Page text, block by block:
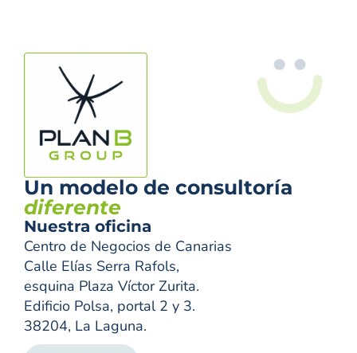
Un modelo de consultoría
diferente
Nuestra oficina
Centro de Negocios de Canarias
Calle Elías Serra Rafols,
esquina Plaza Víctor Zurita.
Edificio Polsa, portal 2 y 3.
38204, La Laguna.